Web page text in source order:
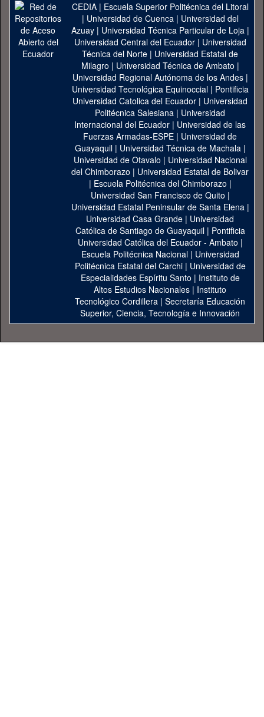
CEDIA| Escuela Superior Politécnica del Litoral
| Universidad de Cuenca| Universidad del
Azuay| Universidad Técnica Particular de Loja|
Universidad Central del Ecuador| Universidad
Técnica del Norte | Universidad Estatal de
Milagro | Universidad Técnica de Ambato |
Universidad Regional Autónoma de los Andes|
Universidad Tecnológica Equinoccial| Pontificia
Universidad Catolica del Ecuador | Universidad
Politécnica Salesiana | Universidad
Internacional del Ecuador | Universidad de las
Fuerzas Armadas-ESPE | Universidad de
Guayaquil| Universidad Técnica de Machala|
Universidad de Otavalo | Universidad Nacional
del Chimborazo | Universidad Estatal de Bolivar
| Escuela Politécnica del Chimborazo |
Universidad San Francisco de Quito |
Universidad Estatal Peninsular de Santa Elena|
Universidad Casa Grande | Universidad
Católica de Santiago de Guayaquil| Pontificia
Universidad Católica del Ecuador - Ambato |
Escuela Politécnica Nacional| Universidad
Politécnica Estatal del Carchi| Universidad de
Especialidades Espíritu Santo | Instituto de
Altos Estudios Nacionales | Instituto
Tecnológico Cordillera | Secretaría Educación
Superior, Ciencia, Tecnología e Innovación